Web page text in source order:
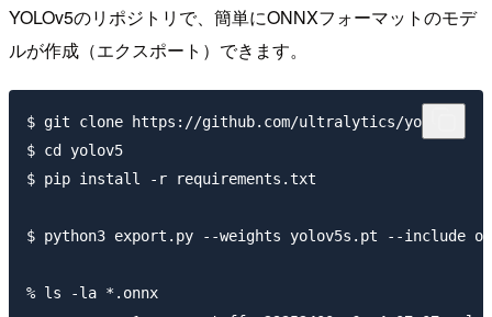
YOLOv5のリポジトリで、簡単にONNXフォーマットのモデ
ルが作成（エクスポート）できます。
$ git clone https://github.com/ultralytics/yolov5
$ cd yolov5
$ pip install -r requirements.txt
$ python3 export.py --weights yolov5s.pt --include
% ls -la *.onnx